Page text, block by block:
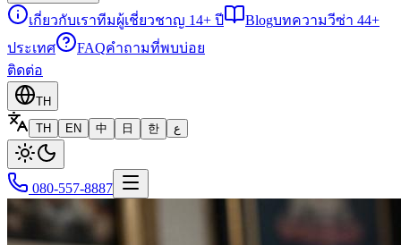
เกี่ยวกับเราทีมผู้เชี่ยวชาญ 14+ ปี Blogบทความวีซ่า 44+
ประเทศ
FAQคำถามที่พบบ่อย
ติดต่อ
TH
TH
EN 中 日 한 ع
080-557-8887